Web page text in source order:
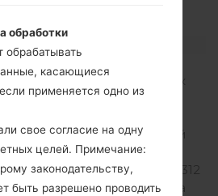
GPRS/EDGE
Дисплей
соотношение экрана к
телу)
емкостный сенсорный
экран
720 x 1280 пикселей (~312
плотность пикселей на
обработки
касающиеся
применяется одно из
свое согласие на одну
целей. Примечание:
законодательству,
быть разрешено проводить